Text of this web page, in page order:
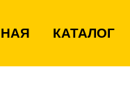
КАТАЛОГ